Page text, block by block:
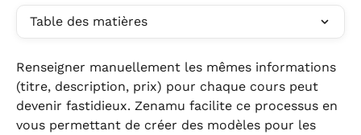
Table des matières
Renseigner manuellement les mêmes informations
(titre, description, prix) pour chaque cours peut
devenir fastidieux. Zenamu facilite ce processus en
vous permettant de créer des modèles pour les